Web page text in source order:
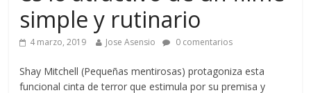
simple y rutinario
4 marzo, 2019 Jose Asensio 0 comentarios
Shay Mitchell (Pequeñas mentirosas) protagoniza esta
funcional cinta de terror que estimula por su premisa y